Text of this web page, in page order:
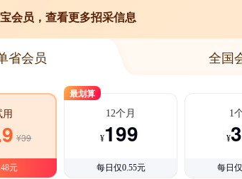
会员，查看更多招采信息
省会员 全国
用
¥39
元
最划算
12个月
¥199
每日仅0.55元
1
¥
每日